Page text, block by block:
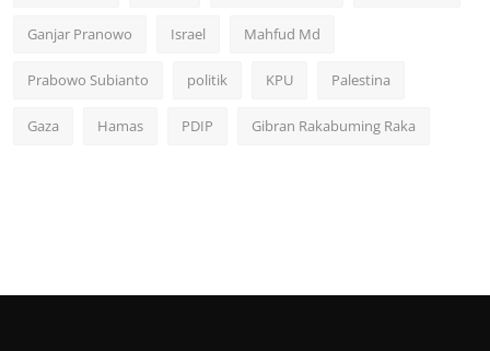
Ganjar Pranowo Israel Mahfud Md
Prabowo Subianto politik KPU Palestina
Gaza Hamas PDIP Gibran Rakabuming Raka